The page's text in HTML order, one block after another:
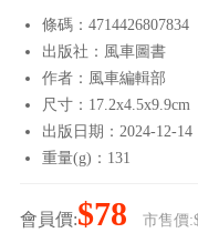
條碼：4714426807834
出版社：風車圖書
作者：風車編輯部
尺寸：17.2x4.5x9.9cm
出版日期：2024-12-14
重量(g)：131
會員價:$78 市售價